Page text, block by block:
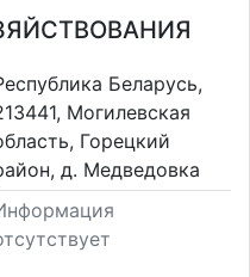
Беларусь,
Могилевская
Горецкий
д. Медведовка